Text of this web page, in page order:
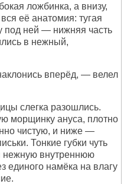
ложбинка, а внизу,
её анатомия: тугая
под ней — нижняя часть
в нежный,
вперёд, — велел
слегка разошлись.
морщинку ануса, плотно
чистую, и ниже —
Тонкие губки чуть
нежную внутреннюю
единого намёка на влагу